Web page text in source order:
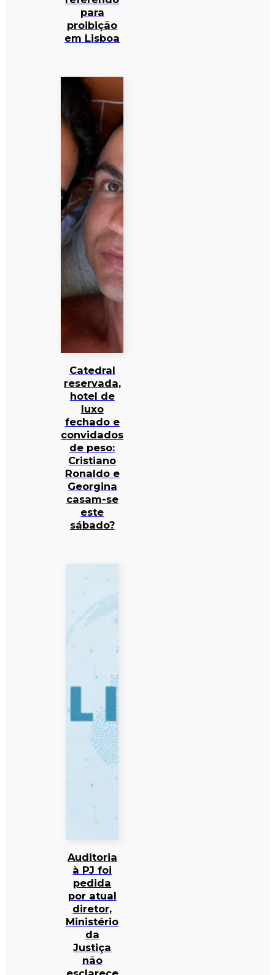
para
proibição
em Lisboa
Catedral
reservada,
hotel de
luxo
fechado e
convidados
de peso:
Cristiano
Ronaldo e
Georgina
casam-se
este
sábado?
Auditoria
à PJ foi
pedida
por atual
diretor,
Ministério
da
Justiça
não